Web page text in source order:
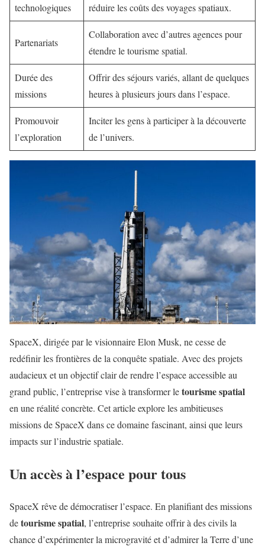
technologiques
réduire les coûts des voyages spatiaux.
Partenariats
Collaboration avec d’autres agences pour
étendre le tourisme spatial.
Durée des
missions
Offrir des séjours variés, allant de quelques
heures à plusieurs jours dans l’espace.
Promouvoir
l’exploration
Inciter les gens à participer à la découverte
de l’univers.
SpaceX, dirigée par le visionnaire Elon Musk, ne cesse de
redéfinir les frontières de la conquête spatiale. Avec des projets
audacieux et un objectif clair de rendre l’espace accessible au
grand public, l’entreprise vise à transformer letourisme spatial
en une réalité concrète. Cet article explore les ambitieuses
missions de SpaceX dans ce domaine fascinant, ainsi que leurs
impacts sur l’industrie spatiale.
Un accès à l’espace pour tous
SpaceX rêve de démocratiser l’espace. En planifiant des missions
detourisme spatial, l’entreprise souhaite offrir à des civils la
chance d’expérimenter la microgravité et d’admirer la Terre d’une